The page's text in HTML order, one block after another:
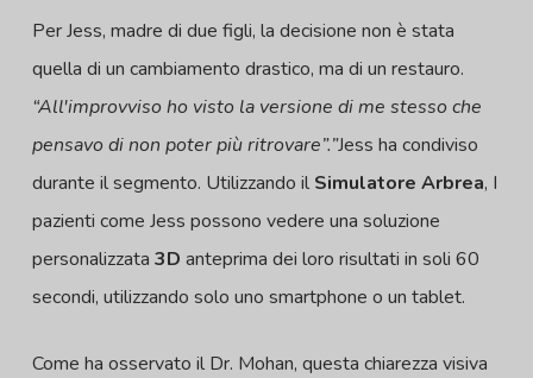
Per Jess, madre di due figli, la decisione non è stata
quella di un cambiamento drastico, ma di un restauro.
“All'improvviso ho visto la versione di me stesso che
pensavo di non poter più ritrovare”.”Jess ha condiviso
durante il segmento. Utilizzando il Simulatore Arbrea, I
pazienti come Jess possono vedere una soluzione
personalizzata 3D anteprima dei loro risultati in soli 60
secondi, utilizzando solo uno smartphone o un tablet.
Come ha osservato il Dr. Mohan, questa chiarezza visiva